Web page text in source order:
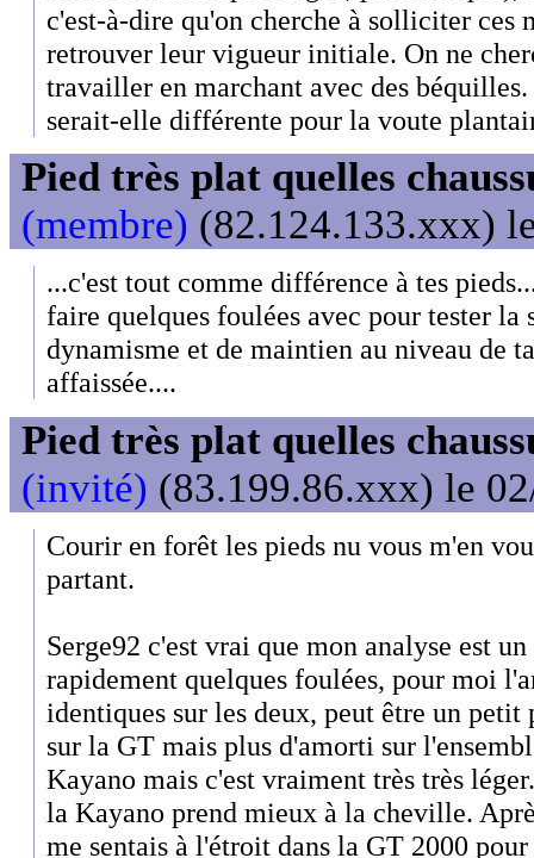
c'est-à-dire qu'on cherche à solliciter ces
retrouver leur vigueur initiale. On ne
travailler en marchant avec des
serait-elle différente pour la voute
Pied très plat quelles
(membre) (82.124.133.xxx)
...c'est tout comme différence à tes
faire quelques foulées avec pour tester la
dynamisme et de maintien au niveau de
affaissée....
Pied très plat quelles
(invité) (83.199.86.xxx) le
Courir en forêt les pieds nu vous m'en
partant.
Serge92 c'est vrai que mon analyse est
rapidement quelques foulées, pour moi
identiques sur les deux, peut être un petit
sur la GT mais plus d'amorti sur
Kayano mais c'est vraiment très très
la Kayano prend mieux à la cheville.
me sentais à l'étroit dans la GT 2000